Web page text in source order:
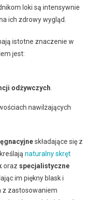
loki są intensywnie
ich zdrowy wygląd.
istotne znaczenie w
jest:
odżywczych
nawilżających
składające się z
naturalny skręt
oraz specjalistyczne
im piękny blask i
z zastosowaniem